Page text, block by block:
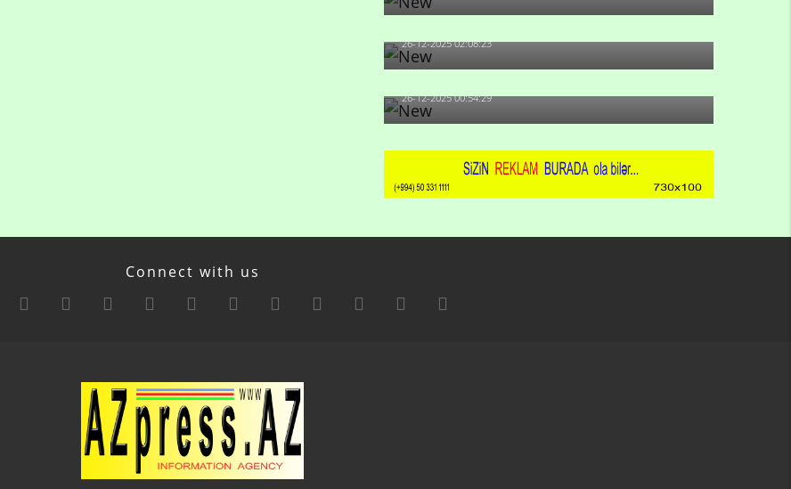
fəaliyyətdə olan və...
26-12-2025 02:08:23
-Ay qız, sən məhkəməni udmayacaqsan... Sən
bilirsən də, məni...
26-12-2025 00:54:29
Connect with us